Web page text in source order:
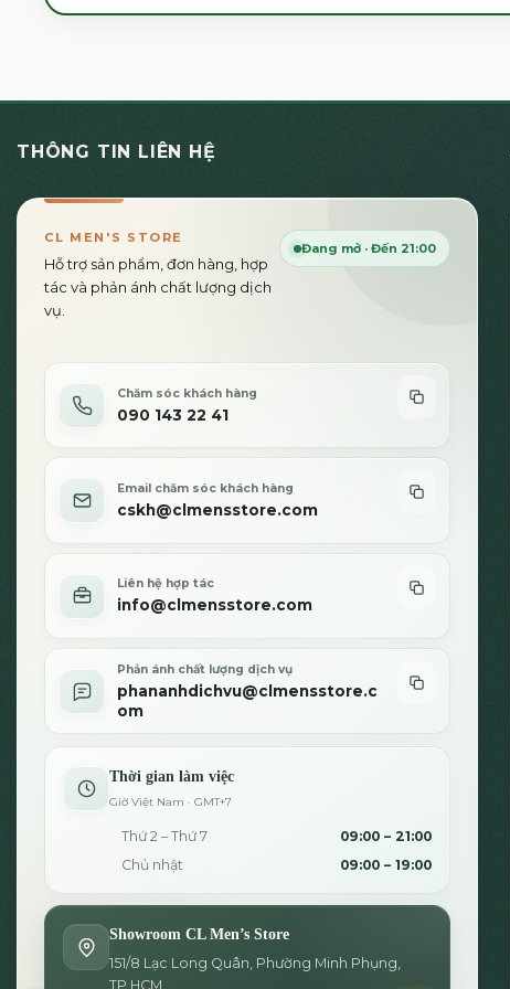
THÔNG TIN LIÊN HỆ
CL MEN'S STORE
Hỗ trợ sản phẩm, đơn hàng, hợp
tác và phản ánh chất lượng dịch
vụ.
Đang mở · Đến 21:00
Chăm sóc khách hàng
090 143 22 41
Email chăm sóc khách hàng
cskh@clmensstore.com
Liên hệ hợp tác
info@clmensstore.com
Phản ánh chất lượng dịch vụ
phananhdichvu@clmensstore.c
om
Thời gian làm việc
Giờ Việt Nam · GMT+7
Thứ 2 – Thứ 7
09:00 – 21:00
Chủ nhật
09:00 – 19:00
Showroom CL Men’s Store
151/8 Lạc Long Quân, Phường Minh Phụng,
TP.HCM